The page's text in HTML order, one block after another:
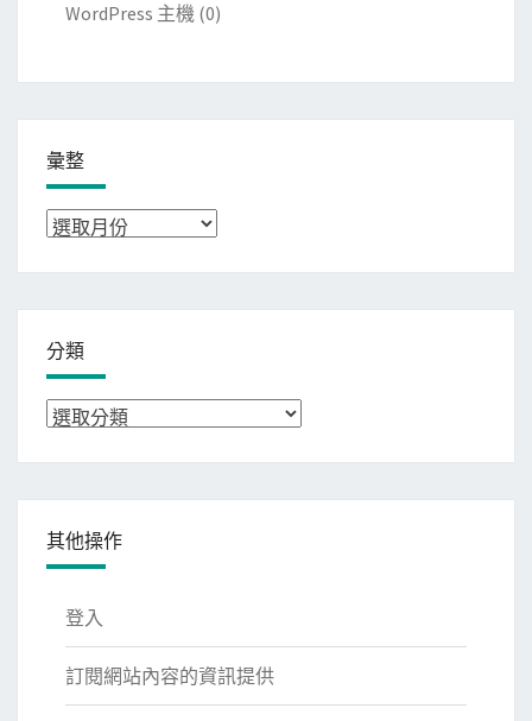
WordPress 主機 (0)
彙整
彙
分類
分
其他操作
登入
訂閱網站內容的資訊提供